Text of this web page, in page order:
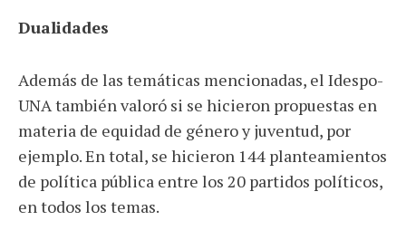
Dualidades
Además de las temáticas mencionadas, el Idespo-
UNA también valoró si se hicieron propuestas en
materia de equidad de género y juventud, por
ejemplo. En total, se hicieron 144 planteamientos
de política pública entre los 20 partidos políticos,
en todos los temas.